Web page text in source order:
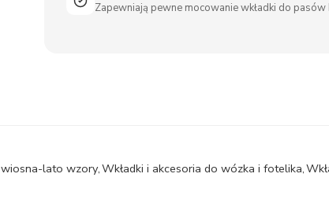
Zapewniają pewne mocowanie wkładki do
wiosna-lato wzory,Wkładki i akcesoria do wózka i fotelika,